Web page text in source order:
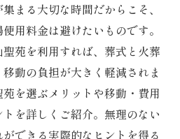
まる大切な時間だからこそ、
用料金は避けたいものです。
苑を利用すれば、葬式と火葬
動の負担が大きく軽減されま
を選ぶメリットや移動・費用
を詳しくご紹介。無理のない
できる実際的なヒントを得る